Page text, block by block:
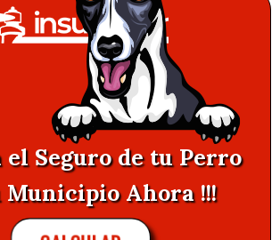
el Seguro de tu Perro
Municipio Ahora !!!